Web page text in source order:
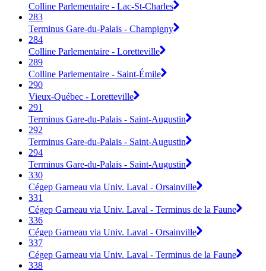
Colline Parlementaire - Lac-St-Charles
283
Terminus Gare-du-Palais - Champigny
284
Colline Parlementaire - Loretteville
289
Colline Parlementaire - Saint-Émile
290
Vieux-Québec - Loretteville
291
Terminus Gare-du-Palais - Saint-Augustin
292
Terminus Gare-du-Palais - Saint-Augustin
294
Terminus Gare-du-Palais - Saint-Augustin
330
Cégep Garneau via Univ. Laval - Orsainville
331
Cégep Garneau via Univ. Laval - Terminus de la Faune
336
Cégep Garneau via Univ. Laval - Orsainville
337
Cégep Garneau via Univ. Laval - Terminus de la Faune
338